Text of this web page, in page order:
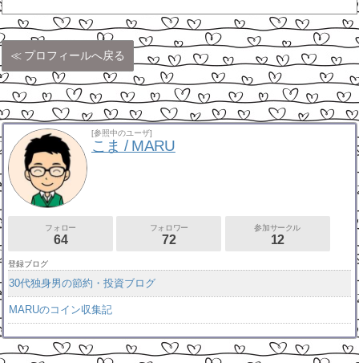
プロフィールへ戻る
[参照中のユーザ]
こま / MARU
フォロー
64
フォロワー
72
参加サークル
12
登録ブログ
30代独身男の節約・投資ブログ
MARUのコイン収集記